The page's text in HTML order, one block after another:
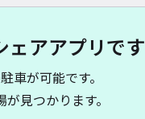
ェアアプリです
車が可能です。
見つかります。